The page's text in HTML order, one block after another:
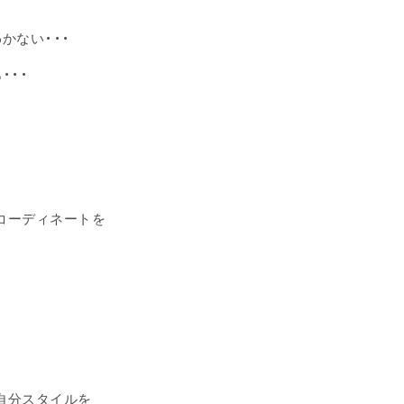
い・・・
・
ーディネートを
分スタイルを